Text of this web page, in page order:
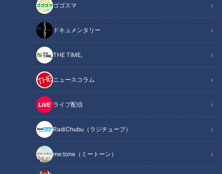
ゴゴスマ
ドキュメンタリー
THE TIME,
ニュースコラム
ライブ配信
RadiChubu（ラジチューブ）
me:tone（ミートーン）
相手も同じマウンド
オススメ関連コンテンツ
オープン戦とシーズン中
若狭「皆さんはオープン戦のことは忘れていると思うんです
が、今年の柳裕也投手はオープン戦がとんでもなかった」
柳投手のオープン戦は3試合に投げて1勝0敗。防御率9.69とい
う成績でした。
吉見「防御できてないですね」